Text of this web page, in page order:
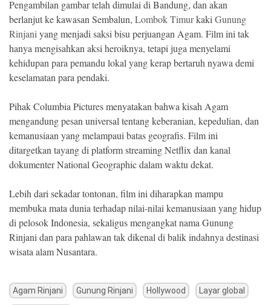
Pengambilan gambar telah dimulai di Bandung, dan akan
berlanjut ke kawasan Sembalun, Lombok TimurkakiGunung
Rinjaniyang menjadi saksi bisu perjuangan Agam. Film ini tak
hanya mengisahkan aksi heroiknya, tetapi juga menyelami
kehidupan para pemandu lokal yang kerap bertaruh nyawa demi
keselamatan para pendaki.
Pihak Columbia Pictures menyatakan bahwa kisah Agam
mengandung pesan universal tentang keberanian, kepedulian, dan
kemanusiaan yang melampaui batas geografis. Film ini
ditargetkan tayang di platform streaming Netflix dan kanal
dokumenter National Geographic dalam waktu dekat.
Lebih dari sekadar tontonan, film ini diharapkan mampu
membuka mata dunia terhadap nilai-nilai kemanusiaan yang hidup
di pelosok Indonesia, sekaligus mengangkat nama Gunung
Rinjani dan para pahlawan tak dikenal di balik indahnya destinasi
wisata alam Nusantara.
Agam Rinjani Gunung Rinjani Hollywood Layar global